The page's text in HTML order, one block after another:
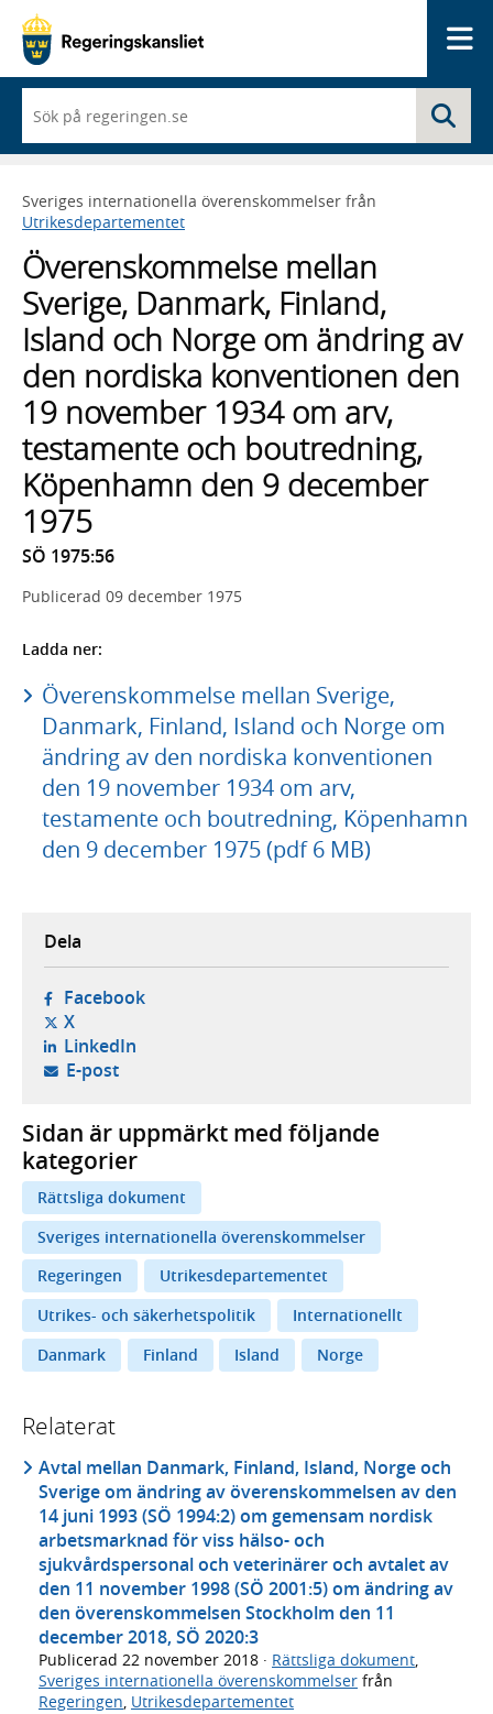
du
börjar
skriva
framträder
en
med
sökförslag
Sveriges internationella överenskommelser från
Utrikesdepartementet
Överenskommelse mellan
Sverige, Danmark, Finland,
Island och Norge om ändring av
den nordiska konventionen den
19 november 1934 om arv,
testamente och boutredning,
Köpenhamn den 9 december
1975
SÖ 1975:56
Publicerad 09 december 1975
Ladda ner:
Överenskommelse mellan Sverige,
Danmark, Finland, Island och Norge om
ändring av den nordiska konventionen
den 19 november 1934 om arv,
testamente och boutredning, Köpenhamn
den 9 december 1975 (pdf 6 MB)
Dela
Facebook- öppnas i ny flik, extern webbplats,
X- öppnas i ny flik, extern webbplats,
LinkedIn- öppnas i ny flik, extern webbplats,
E-post- öppnar din e-postklient,
Sidan är uppmärkt med följande
kategorier
Rättsliga dokument
Sveriges internationella överenskommelser
Regeringen
Utrikesdepartementet
Utrikes- och säkerhetspolitik
Internationellt
Danmark
Finland Island Norge
Relaterat
Avtal mellan Danmark, Finland, Island, Norge och
Sverige om ändring av överenskommelsen av den
14 juni 1993 (SÖ 1994:2) om gemensam nordisk
arbetsmarknad för viss hälso- och
sjukvårdspersonal och veterinärer och avtalet av
den 11 november 1998 (SÖ 2001:5) om ändring av
den överenskommelsen Stockholm den 11
december 2018, SÖ 2020:3
Publicerad 22 november 2018 · Rättsliga dokument
Sveriges internationella överenskommelser från
Regeringen Utrikesdepartementet